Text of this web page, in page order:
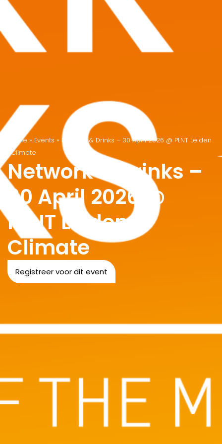
Home » Events » Network & Drinks – 30 April 2026 @ PLNT Leiden
| Climate
Network & Drinks –
30 April 2026 @
PLNT Leiden |
Climate
Registreer voor dit event